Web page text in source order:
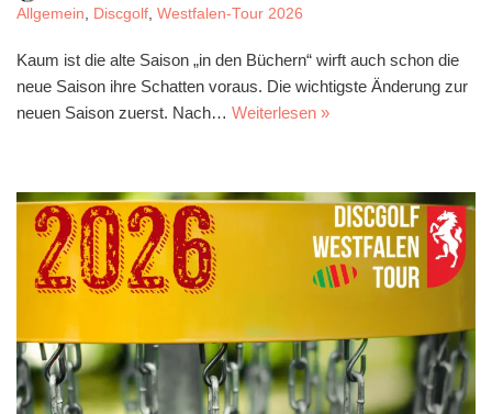
Allgemein
Discgolf Westfalen-Tour 2026
Kaum ist die alte Saison „in den Büchern“ wirft auch schon die
neue Saison ihre Schatten voraus. Die wichtigste Änderung zur
neuen Saison zuerst. Nach… Weiterlesen »